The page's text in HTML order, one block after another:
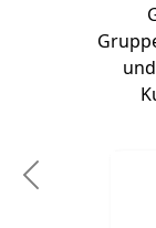
Previous